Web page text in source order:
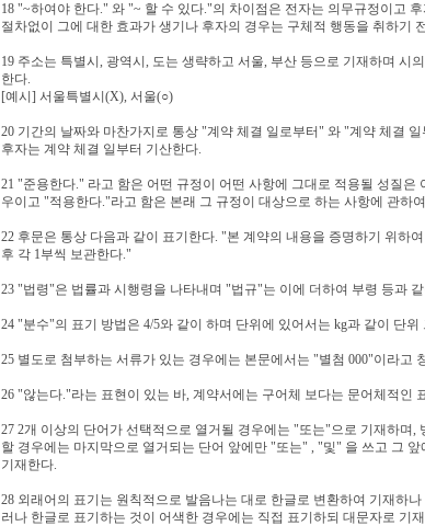
18 "~하여야 한다." 와 "~ 할 수 있다."의 차이점은 전자는 의무규정이고
절차없이 그에 대한 효과가 생기나 후자의 경우는 구체적 행동을 취하기
19 주소는 특별시, 광역시, 도는 생략하고 서울, 부산 등으로 기재하며 시
한다.
[예시] 서울특별시(X), 서울(○)
20 기간의 날짜와 마찬가지로 통상 "계약 체결 일로부터" 와 "계약 체결
후자는 계약 체결 일부터 기산한다.
21 "준용한다." 라고 함은 어떤 규정이 어떤 사항에 그대로 적용될 성질
우이고 "적용한다."라고 함은 본래 그 규정이 대상으로 하는 사항에 관하
22 후문은 통상 다음과 같이 표기한다. "본 계약의 내용을 증명하기 위하
후 각 1부씩 보관한다."
23 "법령"은 법률과 시행령을 나타내며 "법규"는 이에 더하여 부령 등과
24 "분수"의 표기 방법은 4/5와 같이 하며 단위에 있어서는 kg과 같이 단위
25 별도로 첨부하는 서류가 있는 경우에는 본문에서는 "별첨 000"이라고
26 "않는다."라는 표현이 있는 바, 계약서에는 구어체 보다는 문어체적인
27 2개 이상의 단어가 선택적으로 열거될 경우에는 "또는"으로 기재하며
할 경우에는 마지막으로 열거되는 단어 앞에만 "또는" , "및" 을 쓰고 그
기재한다.
28 외래어의 표기는 원칙적으로 발음나는 대로 한글로 변환하여 기재하
러나 한글로 표기하는 것이 어색한 경우에는 직접 표기하되 대문자로 기